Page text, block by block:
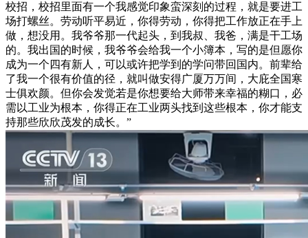
校招，校招里面有一个我感觉印象蛮深刻的过程，就是要进工
场打螺丝。劳动听平易近，你得劳动，你得把工作放正在手上
做，想没用。我爷爷那一代起头，到我叔、我爸，满是干工场
的。我出国的时候，我爷爷会给我一个小簿本，写的是但愿你
成为一个四有新人，可以或许把学到的学问带回国内。前辈给
了我一个很有价值的径，就叫做安得广厦万万间，大庇全国寒
士俱欢颜。但你会发觉若是你想要给大师带来幸福的糊口，必
需以工业为根本，你得正在工业两头找到这些根本，你才能支
持那些欣欣茂发的成长。”